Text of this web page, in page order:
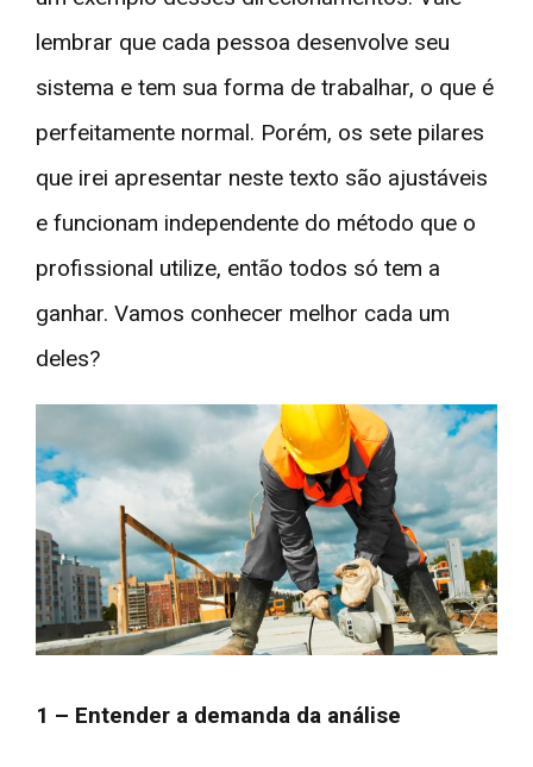
lembrar que cada pessoa desenvolve seu
sistema e tem sua forma de trabalhar, o que é
perfeitamente normal. Porém, os sete pilares
que irei apresentar neste texto são ajustáveis
e funcionam independente do método que o
profissional utilize, então todos só tem a
ganhar. Vamos conhecer melhor cada um
deles?
1 – Entender a demanda da análise